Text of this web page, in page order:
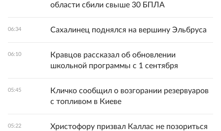
области сбили свыше 30 БПЛА
06:34 Сахалинец поднялся на вершину Эльбруса
06:10
Кравцов рассказал об обновлении
школьной программы с 1 сентября
05:45
Кличко сообщил о возгорании резервуаров
с топливом в Киеве
05:22
Христофору призвал Каллас не позориться